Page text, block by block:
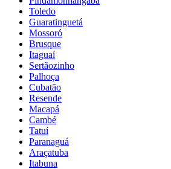
Toledo
Guaratinguetá
Mossoró
Brusque
Itaguaí
Sertãozinho
Palhoça
Cubatão
Resende
Macapá
Cambé
Tatuí
Paranaguá
Araçatuba
Itabuna